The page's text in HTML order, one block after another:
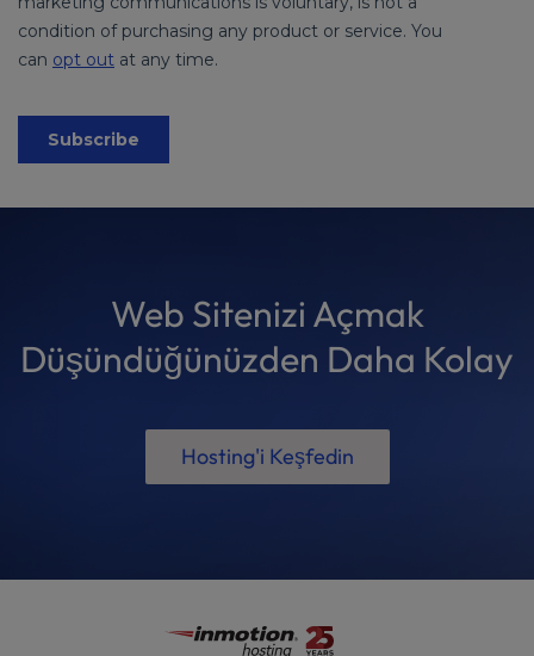
Web Sitenizi Açmak
Düşündüğünüzden Daha Kolay
Hosting'i Keşfedin